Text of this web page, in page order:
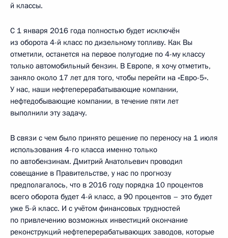
й классы.
С 1 января 2016 года полностью будет исключён
из оборота 4-й класс по дизельному топливу. Как Вы
отметили, останется на первое полугодие по 4-му классу
только автомобильный бензин. В Европе, я хочу отметить,
заняло около 17 лет для того, чтобы перейти на «Евро-5».
У нас, наши нефтеперерабатывающие компании,
нефтедобывающие компании, в течение пяти лет
выполнили эту задачу.
В связи с чем было принято решение по переносу на 1 июля
использования 4-го класса именно только
по автобензинам. Дмитрий Анатольевич проводил
совещание в Правительстве, у нас по прогнозу
предполагалось, что в 2016 году порядка 10 процентов
всего оборота будет 4-й класс, а 90 процентов – это будет
уже 5-й класс. И с учётом финансовых трудностей
по привлечению возможных инвестиций окончание
реконструкций нефтеперерабатывающих заводов, которые